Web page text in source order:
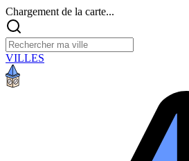
Chargement de la carte...
VILLES